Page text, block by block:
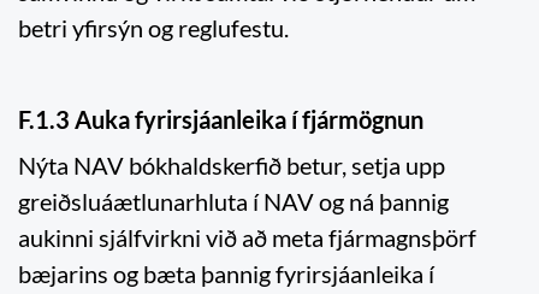
betri yfirsýn og reglufestu.
F.1.3 Auka fyrirsjáanleika í fjármögnun
Nýta NAV bókhaldskerfið betur, setja upp
greiðsluáætlunarhluta í NAV og ná þannig
aukinni sjálfvirkni við að meta fjármagnsþörf
bæjarins og bæta þannig fyrirsjáanleika í